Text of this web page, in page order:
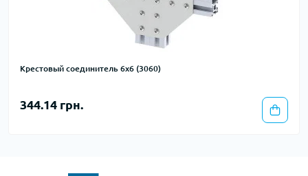
Крестовый соединитель 6х6 (3060)
344.14 грн.